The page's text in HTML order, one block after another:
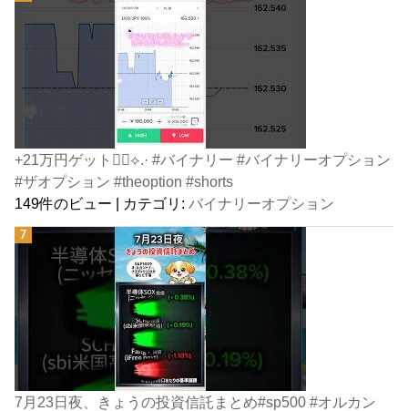
+21万円ゲット👍🏻⟡.· #バイナリー #バイナリーオプション
#ザオプション #theoption #shorts
149件のビュー | カテゴリ:バイナリーオプション
7月23日夜、きょうの投資信託まとめ#sp500 #オルカン